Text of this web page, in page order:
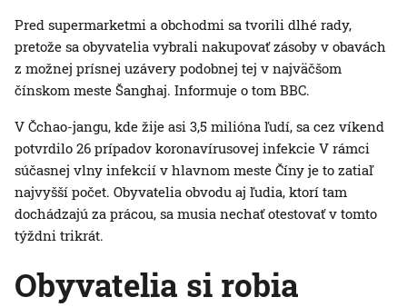
Pred supermarketmi a obchodmi sa tvorili dlhé rady,
pretože sa obyvatelia vybrali nakupovať zásoby v obavách
z možnej prísnej uzávery podobnej tej v najväčšom
čínskom meste Šanghaj. Informuje o tom BBC.
V Čchao-jangu, kde žije asi 3,5 milióna ľudí, sa cez víkend
potvrdilo 26 prípadov koronavírusovej infekcie V rámci
súčasnej vlny infekcií v hlavnom meste Číny je to zatiaľ
najvyšší počet. Obyvatelia obvodu aj ľudia, ktorí tam
dochádzajú za prácou, sa musia nechať otestovať v tomto
týždni trikrát.
Obyvatelia si robia